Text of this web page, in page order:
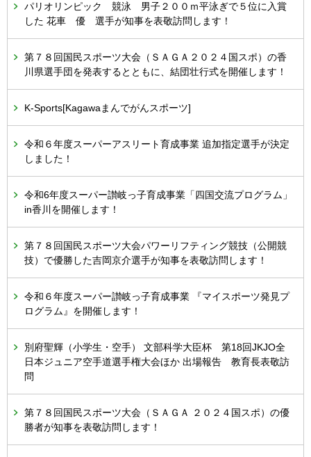
パリオリンピック 競泳 男子２００ｍ平泳ぎで５位に入賞
した 花車 優 選手が知事を表敬訪問します！
第７８回国民スポーツ大会（ＳＡＧＡ２０２４国スポ）の香
川県選手団を発表するとともに、結団壮行式を開催します！
K-Sports[Kagawaまんでがんスポーツ]
令和６年度スーパーアスリート育成事業 追加指定選手が決定
しました！
令和6年度スーパー讃岐っ子育成事業「四国交流プログラム」
in香川を開催します！
第７８回国民スポーツ大会パワーリフティング競技（公開競
技）で優勝した吉岡京介選手が知事を表敬訪問します！
令和６年度スーパー讃岐っ子育成事業 『マイスポーツ発見プ
ログラム』を開催します！
別府聖輝（小学生・空手） 文部科学大臣杯 第18回JKJO全
日本ジュニア空手道選手権大会ほか 出場報告 教育長表敬訪
問
第７８回国民スポーツ大会（ＳＡＧＡ ２０２４国スポ）の優
勝者が知事を表敬訪問します！